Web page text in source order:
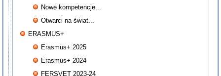
Nowe kompetencje...
Otwarci na świat...
ERASMUS+
Erasmus+ 2025
Erasmus+ 2024
FERSVET 2023-24